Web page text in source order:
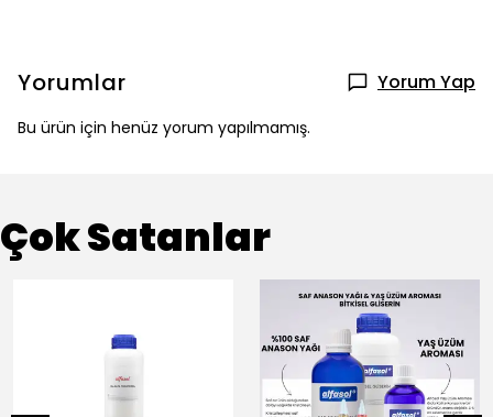
Yorumlar Yorum Yap
Bu ürün için henüz yorum yapılmamış.
Çok Satanlar